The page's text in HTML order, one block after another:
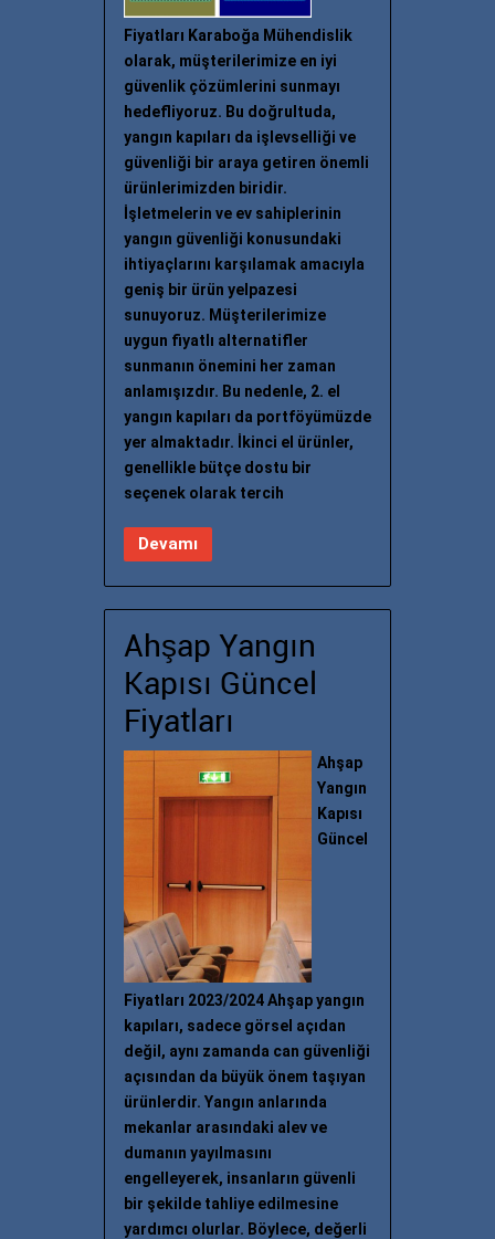
Fiyatları Karaboğa Mühendislik
olarak, müşterilerimize en iyi
güvenlik çözümlerini sunmayı
hedefliyoruz. Bu doğrultuda,
yangın kapıları da işlevselliği ve
güvenliği bir araya getiren önemli
ürünlerimizden biridir.
İşletmelerin ve ev sahiplerinin
yangın güvenliği konusundaki
ihtiyaçlarını karşılamak amacıyla
geniş bir ürün yelpazesi
sunuyoruz. Müşterilerimize
uygun fiyatlı alternatifler
sunmanın önemini her zaman
anlamışızdır. Bu nedenle, 2. el
yangın kapıları da portföyümüzde
yer almaktadır. İkinci el ürünler,
genellikle bütçe dostu bir
seçenek olarak tercih
Devamı
Ahşap Yangın
Kapısı Güncel
Fiyatları
Ahşap
Yangın
Kapısı
Güncel
Fiyatları 2023/2024 Ahşap yangın
kapıları, sadece görsel açıdan
değil, aynı zamanda can güvenliği
açısından da büyük önem taşıyan
ürünlerdir. Yangın anlarında
mekanlar arasındaki alev ve
dumanın yayılmasını
engelleyerek, insanların güvenli
bir şekilde tahliye edilmesine
yardımcı olurlar. Böylece, değerli